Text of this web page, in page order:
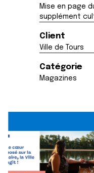
Mise en page
supplément
Client
Ville de Tours
Catégorie
Magazines